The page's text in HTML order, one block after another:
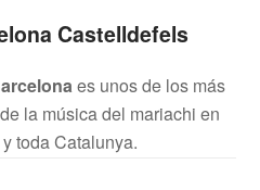
Castelldefels
es unos de los más
la música del mariachi en
toda Catalunya.